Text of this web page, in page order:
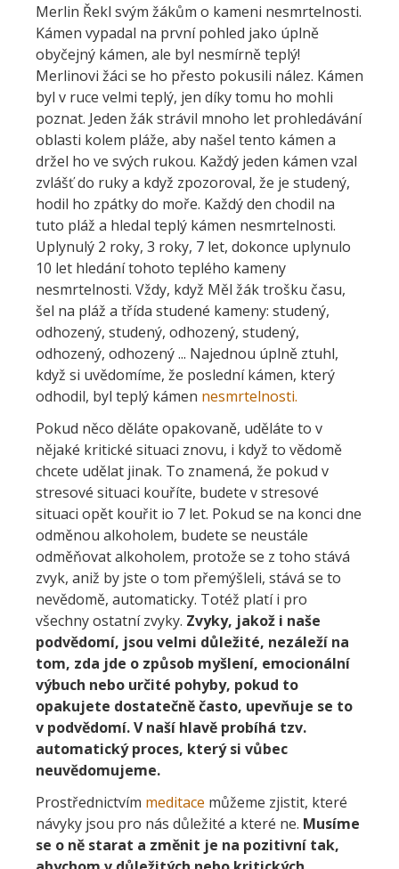
Merlin Řekl svým žákům o kameni nesmrtelnosti.
Kámen vypadal na první pohled jako úplně
obyčejný kámen, ale byl nesmírně teplý!
Merlinovi žáci se ho přesto pokusili nález. Kámen
byl v ruce velmi teplý, jen díky tomu ho mohli
poznat. Jeden žák strávil mnoho let prohledávání
oblasti kolem pláže, aby našel tento kámen a
držel ho ve svých rukou. Každý jeden kámen vzal
zvlášť do ruky a když zpozoroval, že je studený,
hodil ho zpátky do moře. Každý den chodil na
tuto pláž a hledal teplý kámen nesmrtelnosti.
Uplynulý 2 roky, 3 roky, 7 let, dokonce uplynulo
10 let hledání tohoto teplého kameny
nesmrtelnosti. Vždy, když Měl žák trošku času,
šel na pláž a třída studené kameny: studený,
odhozený, studený, odhozený, studený,
odhozený, odhozený ... Najednou úplně ztuhl,
když si uvědomíme, že poslední kámen, který
odhodil, byl teplý kámen nesmrtelnosti.
Pokud něco děláte opakovaně, uděláte to v
nějaké kritické situaci znovu, i když to vědomě
chcete udělat jinak. To znamená, že pokud v
stresové situaci kouříte, budete v stresové
situaci opět kouřit io 7 let. Pokud se na konci dne
odměnou alkoholem, budete se neustále
odměňovat alkoholem, protože se z toho stává
zvyk, aniž by jste o tom přemýšleli, stává se to
nevědomě, automaticky. Totéž platí i pro
všechny ostatní zvyky. Zvyky, jakož i naše
podvědomí, jsou velmi důležité, nezáleží na
tom, zda jde o způsob myšlení, emocionální
výbuch nebo určité pohyby, pokud to
opakujete dostatečně často, upevňuje se to
v podvědomí. V naší hlavě probíhá tzv.
automatický proces, který si vůbec
neuvědomujeme.
Prostřednictvím meditace můžeme zjistit, které
návyky jsou pro nás důležité a které ne. Musíme
se o ně starat a změnit je na pozitivní tak,